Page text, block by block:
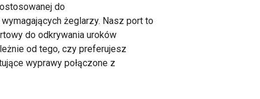
do
żeglarzy. Nasz port to
doodkrywania uroków
od tego, czy preferujesz
wyprawy połączone z